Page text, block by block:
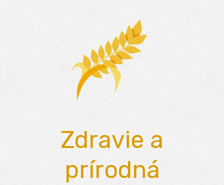
Zdravie a
prírodná